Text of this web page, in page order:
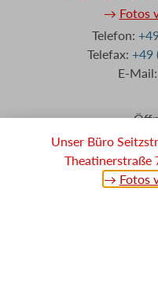
→ Fotos
Telefon:
Telefax: +49
E-Mail:
Mo:
Di:
Unser Büro
Theatinerstraße
→ Fotos